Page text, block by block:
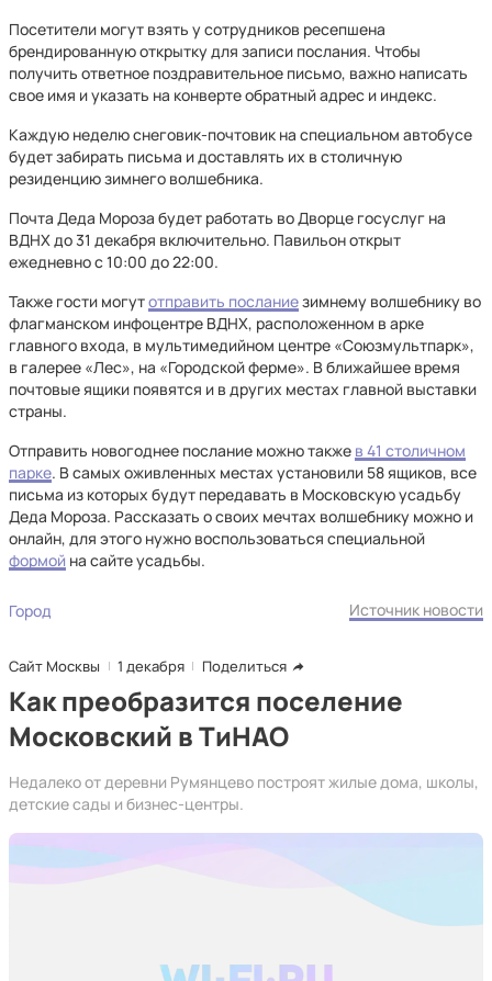
Посетители могут взять у сотрудников ресепшена
брендированную открытку для записи послания. Чтобы
получить ответное поздравительное письмо, важно написать
свое имя и указать на конверте обратный адрес и индекс.
Каждую неделю снеговик-почтовик на специальном автобусе
будет забирать письма и доставлять их в столичную
резиденцию зимнего волшебника.
Почта Деда Мороза будет работать во Дворце госуслуг на
ВДНХ до 31 декабря включительно. Павильон открыт
ежедневно с 10:00 до 22:00.
Также гости могутотправить посланиезимнему волшебнику во
флагманском инфоцентре ВДНХ, расположенном в арке
главного входа, в мультимедийном центре «Союзмультпарк»,
в галерее «Лес», на «Городской ферме». В ближайшее время
почтовые ящики появятся и в других местах главной выставки
страны.
Отправить новогоднее послание можно также в 41 столичном
парке. В самых оживленных местах установили 58 ящиков, все
письма из которых будут передавать в Московскую усадьбу
Деда Мороза. Рассказать о своих мечтах волшебнику можно и
онлайн, для этого нужно воспользоваться специальной
формой на сайте усадьбы.
Город Источник новости
Сайт Москвы 1 декабря Поделиться
Как преобразится поселение
Московский в ТиНАО
Недалеко от деревни Румянцево построят жилые дома, школы,
детские сады и бизнес-центры.